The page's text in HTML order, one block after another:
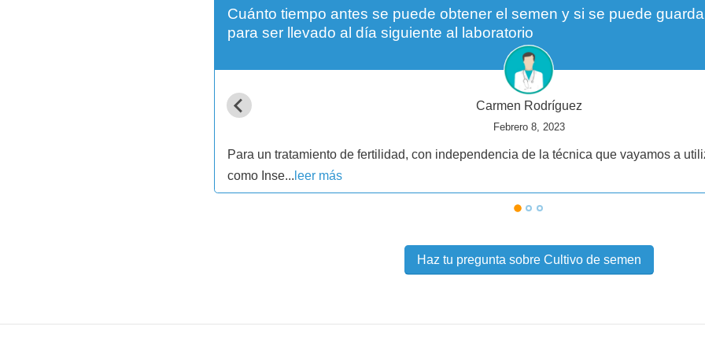
Cuánto tiempo antes se puede obtener el semen y si se puede
para ser llevado al día siguiente al laboratorio
Carmen Rodríguez
Febrero 8, 2023
Para un tratamiento de fertilidad, con independencia de la técnica que vayamos a
como Inse... leer más
Haz tu pregunta sobre Cultivo de semen